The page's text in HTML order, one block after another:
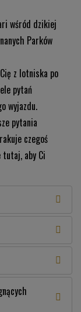
wśród dzikiej
Parków
z lotniska po
pytań
wyjazdu.
pytania
czegoś
tutaj, aby Ci